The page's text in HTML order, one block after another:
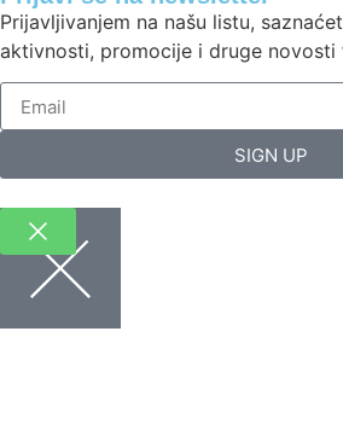
Prijavljivanjem na našu listu,
aktivnosti, promocije i druge
SIGN UP